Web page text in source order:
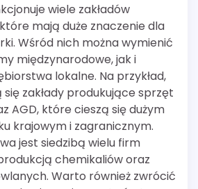
wiele zakładów
mają duże znaczenie dla
Wśród nich można wymienić
międzynarodowe, jak i
lokalne. Na przykład,
zakłady produkujące sprzęt
AGD, które cieszą się dużym
krajowym i zagranicznym.
jest siedzibą wielu firm
chemikaliów oraz
Warto również zwrócić